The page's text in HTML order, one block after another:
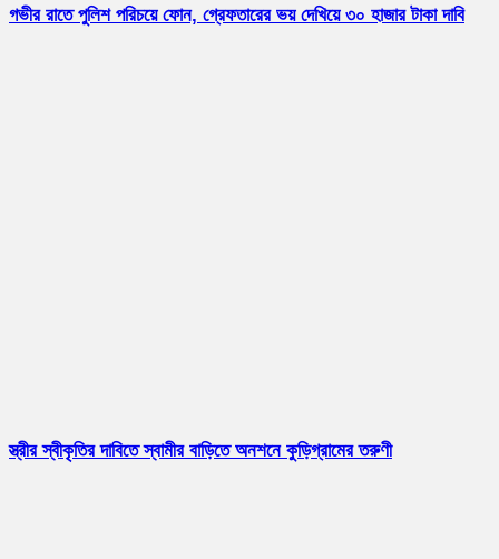
গভীর রাতে পুলিশ পরিচয়ে ফোন, গ্রেফতারের ভয় দেখিয়ে ৩০ হাজার টাকা দাবি
স্ত্রীর স্বীকৃতির দাবিতে স্বামীর বাড়িতে অনশনে কুড়িগ্রামের তরুণী